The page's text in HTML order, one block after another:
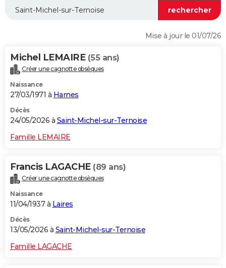
Guides de France
Escapades
Patrimoine
Expositions
Musées
Week-end nature
LIFESTYLE
Alimentation
Guide de la santé
Maladies
Médicaments
Sommeil
VOYAGE
Destinations
City break
Voyage nature
Voyage de noces
Forum
Climat
+PHOTO
GUIDES D'ACHAT
BONS PLANS
CARTE DE VOEUX
Dictionnaire
Biographies
Citations
Expressions
Proverbes
PROGRAMME TV
COPAINS D'AVANT
S'inscrire
Se connecter
Lycées
Collèges
Primaires
Universités
Entreprises
Service militaire
Avis de recherche
AVIS DE DÉCÈS
Mise à jour le 01/07/26
Michel LEMAIRE (55 ans)
Créer une cagnotte obsèques
Naissance
27/03/1971 à Harnes
Décès
24/05/2026 à Saint-Michel-sur-Ternoise
Famille LEMAIRE
Francis LAGACHE (89 ans)
Créer une cagnotte obsèques
Naissance
11/04/1937 à Laires
Décès
13/05/2026 à Saint-Michel-sur-Ternoise
Famille LAGACHE